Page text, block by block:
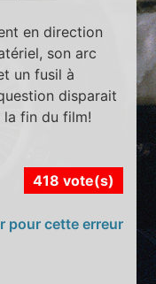
en direction
son arc
un fusil à
disparait
fin du film!
418 vote(s)
pour cette erreur